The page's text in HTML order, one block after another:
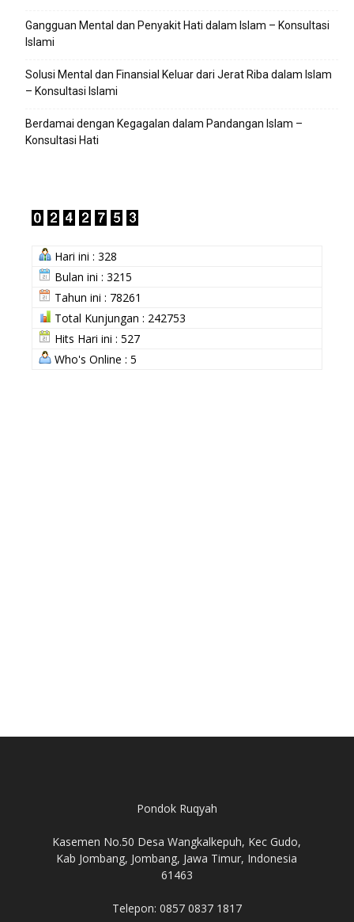
Gangguan Mental dan Penyakit Hati dalam Islam – Konsultasi
Islami
Solusi Mental dan Finansial Keluar dari Jerat Riba dalam Islam
– Konsultasi Islami
Berdamai dengan Kegagalan dalam Pandangan Islam –
Konsultasi Hati
Hari ini : 328
Bulan ini : 3215
Tahun ini : 78261
Total Kunjungan : 242753
Hits Hari ini : 527
Who's Online : 5
Pondok Ruqyah
Kasemen No.50 Desa Wangkalkepuh, Kec Gudo,
Kab Jombang, Jombang, Jawa Timur, Indonesia
61463
Telepon: 0857 0837 1817